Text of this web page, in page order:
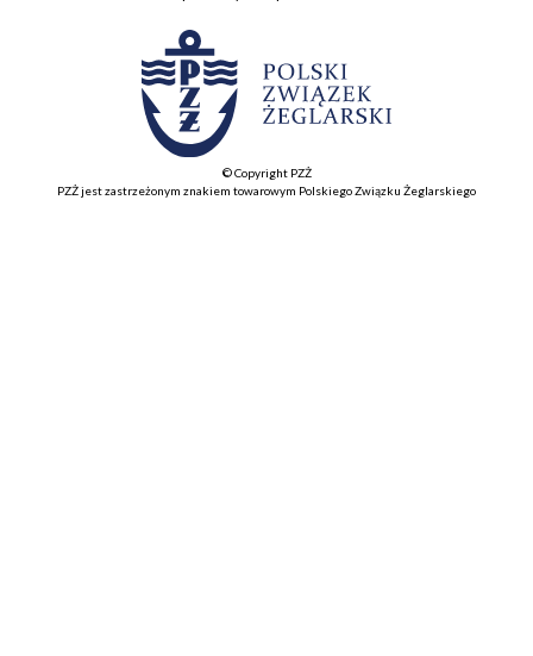
© Copyright PZŻ
PZŻ jest zastrzeżonym znakiem towarowym Polskiego Związku Żeglarskiego